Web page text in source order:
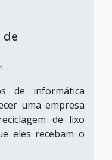
de informática
uma empresa
de lixo
eles recebam o